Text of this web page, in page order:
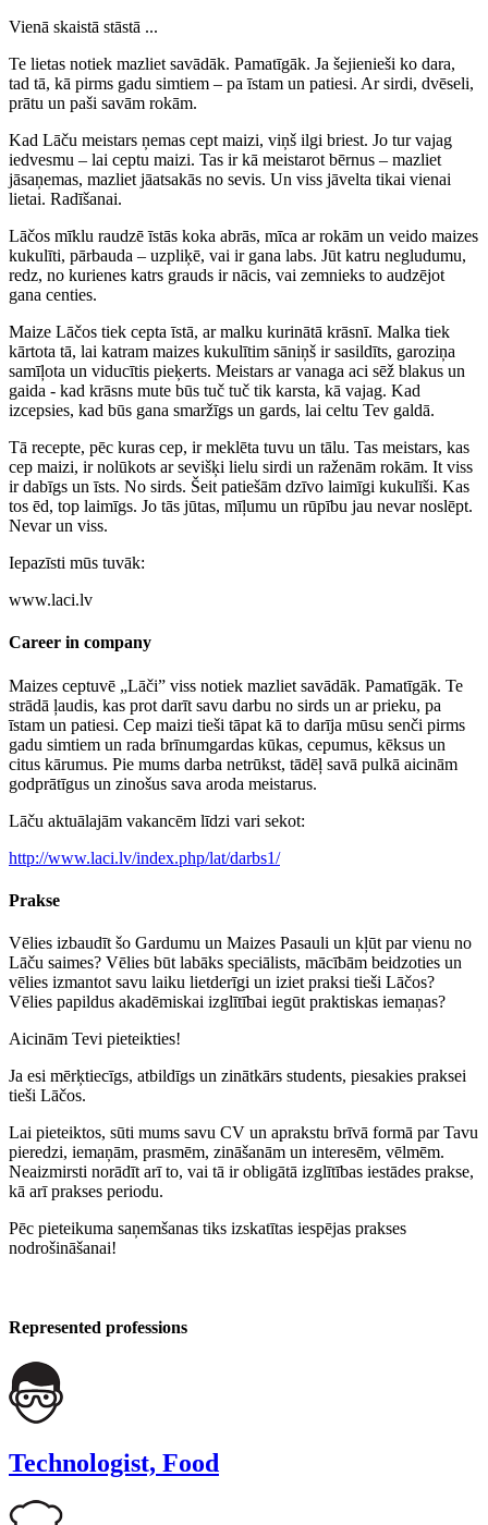
Vienā skaistā stāstā ...
Te lietas notiek mazliet savādāk. Pamatīgāk. Ja šejienieši ko dara,
tad tā, kā pirms gadu simtiem – pa īstam un patiesi. Ar sirdi, dvēseli,
prātu un paši savām rokām.
Kad Lāču meistars ņemas cept maizi, viņš ilgi briest. Jo tur vajag
iedvesmu – lai ceptu maizi. Tas ir kā meistarot bērnus – mazliet
jāsaņemas, mazliet jāatsakās no sevis. Un viss jāvelta tikai vienai
lietai. Radīšanai.
Lāčos mīklu raudzē īstās koka abrās, mīca ar rokām un veido maizes
kukulīti, pārbauda – uzpliķē, vai ir gana labs. Jūt katru negludumu,
redz, no kurienes katrs grauds ir nācis, vai zemnieks to audzējot
gana centies.
Maize Lāčos tiek cepta īstā, ar malku kurinātā krāsnī. Malka tiek
kārtota tā, lai katram maizes kukulītim sāniņš ir sasildīts, garoziņa
samīļota un viducītis pieķerts. Meistars ar vanaga aci sēž blakus un
gaida - kad krāsns mute būs tuč tuč tik karsta, kā vajag. Kad
izcepsies, kad būs gana smaržīgs un gards, lai celtu Tev galdā.
Tā recepte, pēc kuras cep, ir meklēta tuvu un tālu. Tas meistars, kas
cep maizi, ir nolūkots ar sevišķi lielu sirdi un raženām rokām. It viss
ir dabīgs un īsts. No sirds. Šeit patiešām dzīvo laimīgi kukulīši. Kas
tos ēd, top laimīgs. Jo tās jūtas, mīļumu un rūpību jau nevar noslēpt.
Nevar un viss.
Iepazīsti mūs tuvāk:
www.laci.lv
Career in company
Maizes ceptuvē „Lāči” viss notiek mazliet savādāk. Pamatīgāk. Te
strādā ļaudis, kas prot darīt savu darbu no sirds un ar prieku, pa
īstam un patiesi. Cep maizi tieši tāpat kā to darīja mūsu senči pirms
gadu simtiem un rada brīnumgardas kūkas, cepumus, kēksus un
citus kārumus. Pie mums darba netrūkst, tādēļ savā pulkā aicinām
godprātīgus un zinošus sava aroda meistarus.
Lāču aktuālajām vakancēm līdzi vari sekot:
http://www.laci.lv/index.php/lat/darbs1/
Prakse
Vēlies izbaudīt šo Gardumu un Maizes Pasauli un kļūt par vienu no
Lāču saimes? Vēlies būt labāks speciālists, mācībām beidzoties un
vēlies izmantot savu laiku lietderīgi un iziet praksi tieši Lāčos?
Vēlies papildus akadēmiskai izglītībai iegūt praktiskas iemaņas?
Aicinām Tevi pieteikties!
Ja esi mērķtiecīgs, atbildīgs un zinātkārs students, piesakies praksei
tieši Lāčos.
Lai pieteiktos, sūti mums savu CV un aprakstu brīvā formā par Tavu
pieredzi, iemaņām, prasmēm, zināšanām un interesēm, vēlmēm.
Neaizmirsti norādīt arī to, vai tā ir obligātā izglītības iestādes prakse,
kā arī prakses periodu.
Pēc pieteikuma saņemšanas tiks izskatītas iespējas prakses
nodrošināšanai!
Represented professions
Technologist, Food